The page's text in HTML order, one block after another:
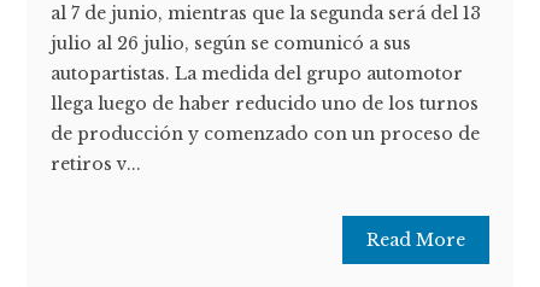
al 7 de junio, mientras que la segunda será del 13
julio al 26 julio, según se comunicó a sus
autopartistas. La medida del grupo automotor
llega luego de haber reducido uno de los turnos
de producción y comenzado con un proceso de
retiros v...
Read More